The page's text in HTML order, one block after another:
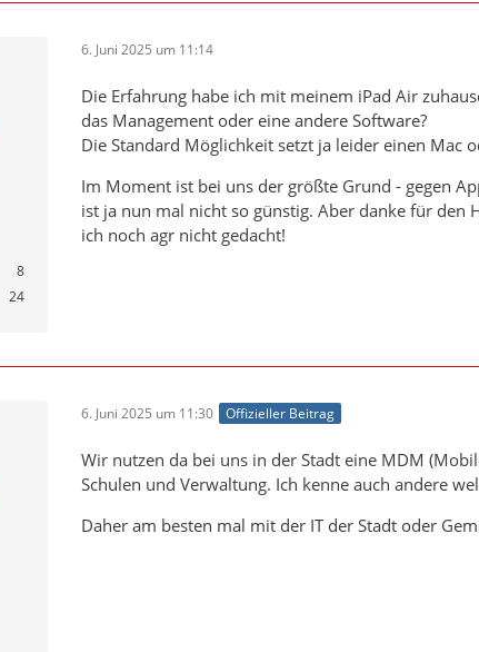
8
24
6. Juni 2025 um 11:14
Die Erfahrung habe ich mit meinem iPad Air
das Management oder eine andere Software?
Die Standard Möglichkeit setzt ja leider einen
Im Moment ist bei uns der größte Grund - gegen
ist ja nun mal nicht so günstig. Aber danke für den
ich noch agr nicht gedacht!
6. Juni 2025 um 11:30 Offizieller Beitrag
Wir nutzen da bei uns in der Stadt eine MDM
Schulen und Verwaltung. Ich kenne auch andere
Daher am besten mal mit der IT der Stadt oder